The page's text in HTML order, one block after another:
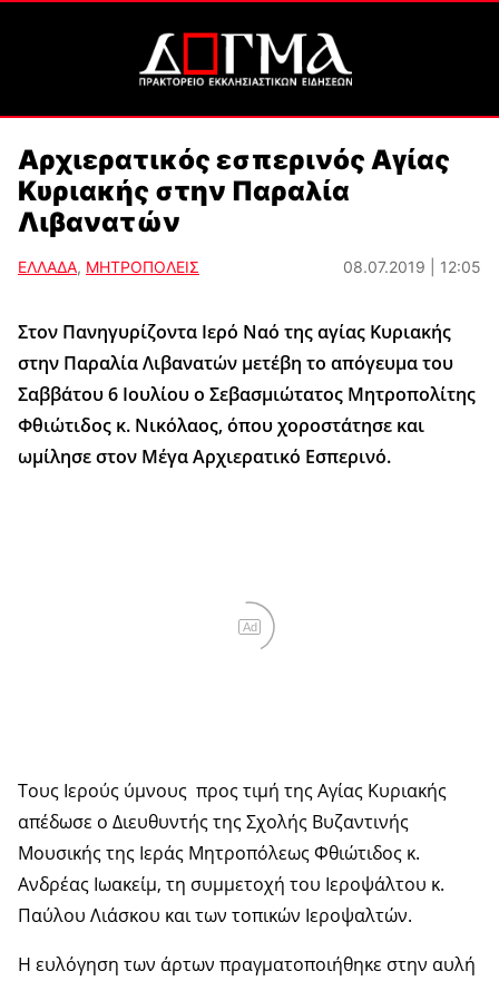
Αρχιερατικός εσπερινός Αγίας
Κυριακής στην Παραλία
Λιβανατών
ΕΛΛΑΔΑ, ΜΗΤΡΟΠΟΛΕΙΣ 08.07.2019 | 12:05
Στον Πανηγυρίζοντα Ιερό Ναό της αγίας Κυριακής
στην Παραλία Λιβανατών μετέβη το απόγευμα του
Σαββάτου 6 Ιουλίου ο Σεβασμιώτατος Μητροπολίτης
Φθιώτιδος κ. Νικόλαος, όπου χοροστάτησε και
ωμίλησε στον Μέγα Αρχιερατικό Εσπερινό.
Ad
Τους Ιερούς ύμνους προς τιμή της Αγίας Κυριακής
απέδωσε ο Διευθυντής της Σχολής Βυζαντινής
Μουσικής της Ιεράς Μητροπόλεως Φθιώτιδος κ.
Ανδρέας Ιωακείμ, τη συμμετοχή του Ιεροψάλτου κ.
Παύλου Λιάσκου και των τοπικών Ιεροψαλτών.
Η ευλόγηση των άρτων πραγματοποιήθηκε στην αυλή